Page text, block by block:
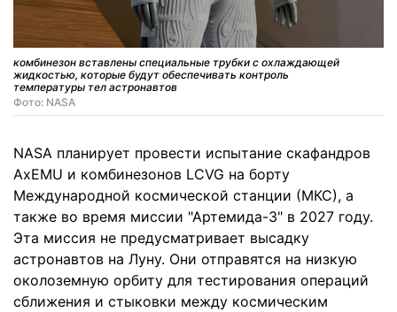
комбинезон вставлены специальные трубки с охлаждающей
жидкостью, которые будут обеспечивать контроль
температуры тел астронавтов
Фото: NASA
NASA планирует провести испытание скафандров
AxEMU и комбинезонов LCVG на борту
Международной космической станции (МКС), а
также во время миссии "Артемида-3" в 2027 году.
Эта миссия не предусматривает высадку
астронавтов на Луну. Они отправятся на низкую
околоземную орбиту для тестирования операций
сближения и стыковки между космическим